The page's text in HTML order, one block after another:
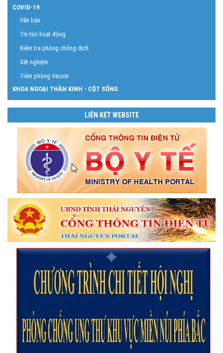
COVID-19
Văn bản
Tin tức hoạt động
Kiểm tra phòng chống dịch
Xét nghiệm
Tiêm phòng Vacxin
KHOA NGOẠI THẦN KINH - CỘT SỐNG
LIÊN KẾT WEBSITE